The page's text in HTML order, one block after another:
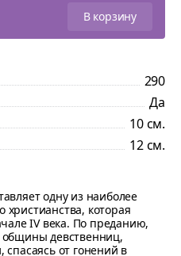
В корзину
290
Да
10 см.
12 см.
одну из наиболее
которая
IV века. По преданию,
девственниц,
от гонений в